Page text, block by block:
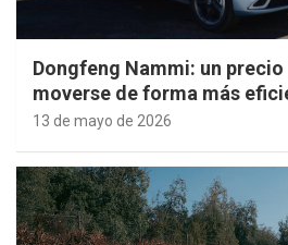
Dongfeng Nammi: un
moverse de forma más
13 de mayo de 2026